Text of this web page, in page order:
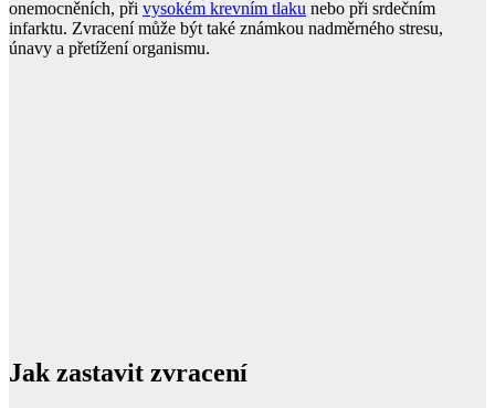
onemocněních, při vysokém krevním tlaku nebo při srdečním
infarktu. Zvracení může být také známkou nadměrného stresu,
únavy a přetížení organismu.
Jak zastavit zvracení